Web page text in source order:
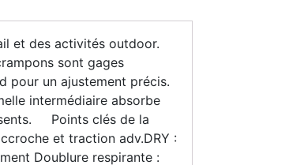
et des activités outdoor.
sont gages
pour un ajustement précis.
intermédiaire absorbe
Points clés de la
et traction adv.DRY :
Doublure respirante :